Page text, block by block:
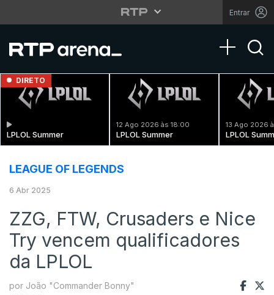
Entrar
Toggle
DIRETO
LPLOL Summer
12 Ago 2026 às 18:00
LPLOL Summer
13 Ago 2026
LPLOL
LEAGUE OF LEGENDS
6 Abr 2025
ZZG, FTW, Crusaders e Nice
Try vencem qualificadores
da LPLOL
por João "Commander Bonny"